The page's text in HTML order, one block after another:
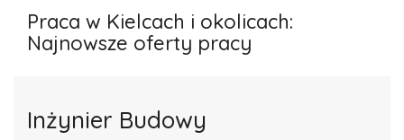
Praca w Kielcach i okolicach:
Najnowsze oferty pracy
Inżynier Budowy